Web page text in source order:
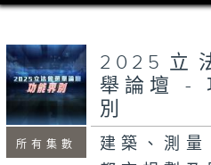
seconds
minutes,
15
seconds
所有集數
2025立
舉論壇 -
別
建築、測量